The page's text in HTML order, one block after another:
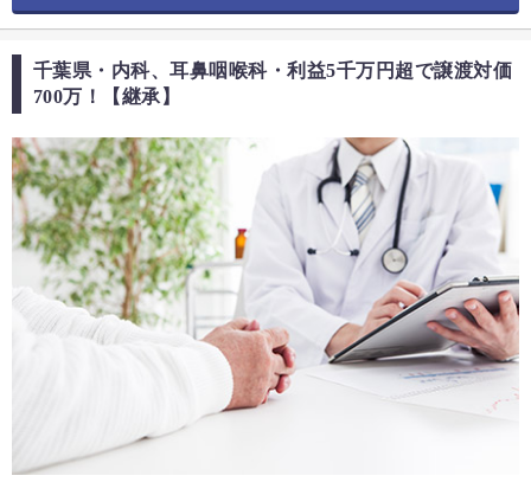
千葉県・内科、耳鼻咽喉科・利益5千万円超で譲渡対価
700万！【継承】